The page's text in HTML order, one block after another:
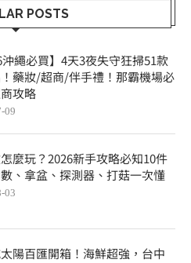
POSTS
沖繩必買】4天3夜失守狂掃51款
藥妝/超商/伴手禮！那霸機場必
攻略
09
麼玩？2026新手攻略必知10件
、拿盆、探測器、打菇一次懂
03
陽百匯開箱！海鮮超強，台中